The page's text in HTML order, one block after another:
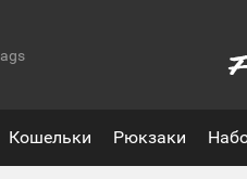
Кошельки Рюкзаки